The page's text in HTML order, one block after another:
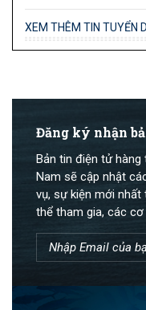
XEM THÊM TIN TUYỂN
Đăng ký nhận
Bản tin điện tử hàng
Nam sẽ cập nhật
vụ, sự kiện mới
thể tham gia, các